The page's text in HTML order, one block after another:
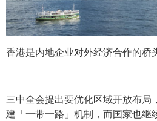
香港是内地企业对外经济合作的桥
三中全会提出要优化区域开放布局
建「一带一路」机制，而国家也继